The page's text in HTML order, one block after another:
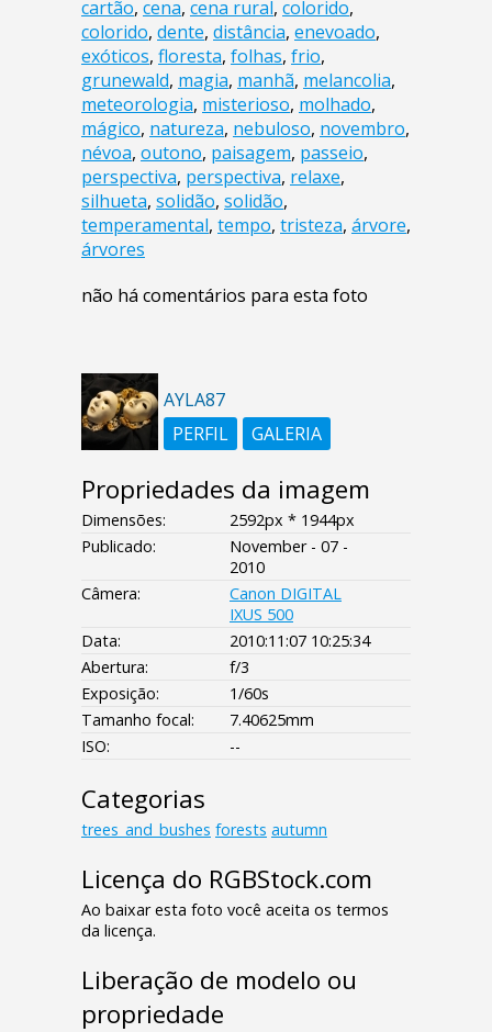
cartão, cena, cena rural, colorido,
colorido, dente, distância, enevoado,
exóticos, floresta, folhas, frio,
grunewald, magia, manhã, melancolia,
meteorologia, misterioso, molhado,
mágico, natureza, nebuloso, novembro,
névoa, outono, paisagem, passeio,
perspectiva, perspectiva, relaxe,
silhueta, solidão, solidão,
temperamental, tempo, tristeza, árvore,
árvores
não há comentários para esta foto
AYLA87
PERFIL
GALERIA
Propriedades da imagem
Dimensões:
2592px * 1944px
Publicado:
November - 07 -
2010
Câmera:
Canon DIGITAL
IXUS 500
Data:
2010:11:07 10:25:34
Abertura:
f/3
Exposição:
1/60s
Tamanho focal:
7.40625mm
ISO:
--
Categorias
trees_and_bushes forests autumn
Licença do RGBStock.com
Ao baixar esta foto você aceita os termos
da licença.
Liberação de modelo ou
propriedade